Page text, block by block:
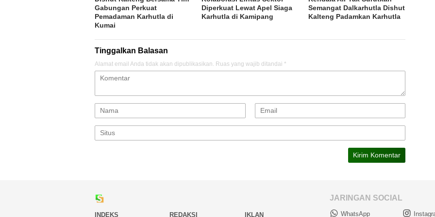
Gabungan Perkuat
Pemadaman Karhutla di
Kumai
Diperkuat Lewat Apel Siaga
Karhutla di Kamipang
Semangat Dalkarhutla Dishut
Kalteng Padamkan Karhutla
Tinggalkan Balasan
Alamat email Anda tidak akan dipublikasikan. Ruas yang wajib ditandai *
INDEKS REDAKSI IKLAN
JARINGAN SOCIAL
WhatsApp